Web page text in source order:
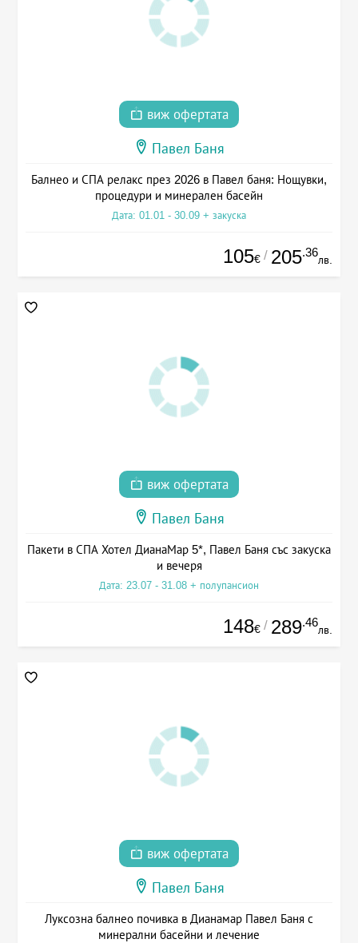
виж офертата
Павел Баня
Балнео и СПА релакс през 2026 в Павел баня: Нощувки,
процедури и минерален басейн
Дата: 01.01 - 30.09 + закуска
105€ / 205.36
лв.
виж офертата
Павел Баня
Пакети в СПА Хотел ДианаМар 5*, Павел Баня със закуска
и вечеря
Дата: 23.07 - 31.08 + полупансион
148€ / 289.46
лв.
виж офертата
Павел Баня
Луксозна балнео почивка в Дианамар Павел Баня с
минерални басейни и лечение